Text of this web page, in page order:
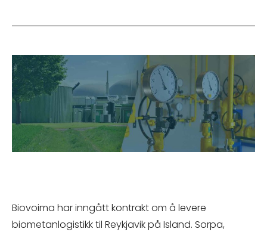
Biovoima har inngått kontrakt om å levere
biometanlogistikk til Reykjavik på Island. Sorpa,